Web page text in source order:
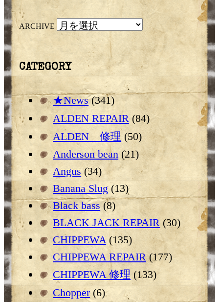
ARCHIVE
CATEGORY
★News(341)
ALDEN REPAIR (84)
ALDEN 修理 (50)
Anderson bean (21)
Angus (34)
Banana Slug (13)
Black bass (8)
BLACK JACK REPAIR (30)
CHIPPEWA (135)
CHIPPEWA REPAIR(177)
CHIPPEWA 修理 (133)
Chopper(6)